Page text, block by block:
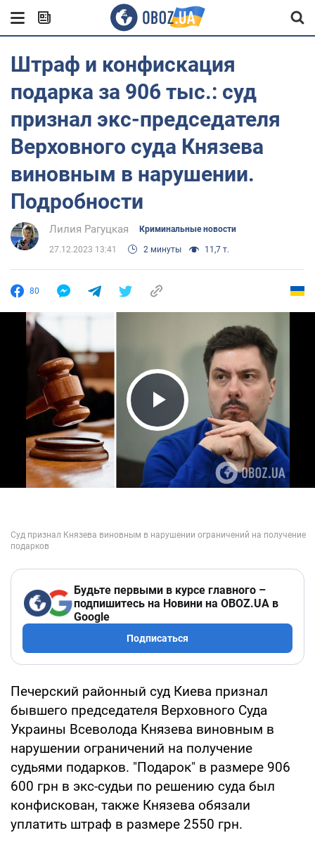
Штраф и конфискация
подарка за 906 тыс.: суд
признал экс-председателя
Верховного суда Князева
виновным в нарушении.
Подробности
Лилия Рагуцкая Криминальные новости
27.12.2023 13:41 2 минуты 11,7 т.
80
Play Video
Будьте первыми в курсе главного –
подпишитесь на Новини на OBOZ.UA в
Google
Подписаться
Печерский районный суд Киева признал
бывшего председателя Верховного Суда
Украины Всеволода Князева виновным в
нарушении ограничений на получение
судьями подарков. "Подарок" в размере 906
600 грн в экс-судьи по решению суда был
конфискован, также Князева обязали
уплатить штраф в размере 2550 грн.